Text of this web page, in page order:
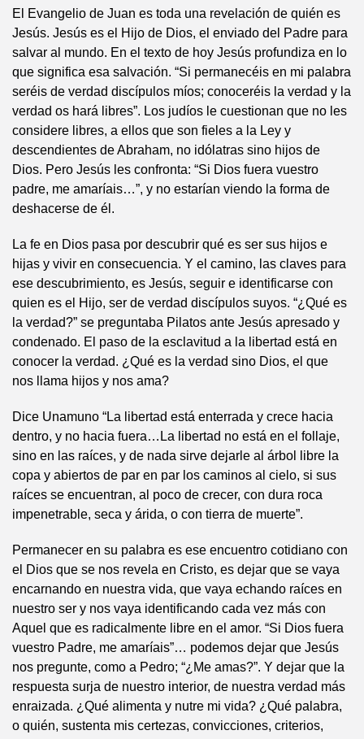
El Evangelio de Juan es toda una revelación de quién es
Jesús. Jesús es el Hijo de Dios, el enviado del Padre para
salvar al mundo. En el texto de hoy Jesús profundiza en lo
que significa esa salvación. “Si permanecéis en mi palabra
seréis de verdad discípulos míos; conoceréis la verdad y la
verdad os hará libres”. Los judíos le cuestionan que no les
considere libres, a ellos que son fieles a la Ley y
descendientes de Abraham, no idólatras sino hijos de
Dios. Pero Jesús les confronta: “Si Dios fuera vuestro
padre, me amaríais…”, y no estarían viendo la forma de
deshacerse de él.
La fe en Dios pasa por descubrir qué es ser sus hijos e
hijas y vivir en consecuencia. Y el camino, las claves para
ese descubrimiento, es Jesús, seguir e identificarse con
quien es el Hijo, ser de verdad discípulos suyos. “¿Qué es
la verdad?” se preguntaba Pilatos ante Jesús apresado y
condenado. El paso de la esclavitud a la libertad está en
conocer la verdad. ¿Qué es la verdad sino Dios, el que
nos llama hijos y nos ama?
Dice Unamuno “La libertad está enterrada y crece hacia
dentro, y no hacia fuera…La libertad no está en el follaje,
sino en las raíces, y de nada sirve dejarle al árbol libre la
copa y abiertos de par en par los caminos al cielo, si sus
raíces se encuentran, al poco de crecer, con dura roca
impenetrable, seca y árida, o con tierra de muerte”.
Permanecer en su palabra es ese encuentro cotidiano con
el Dios que se nos revela en Cristo, es dejar que se vaya
encarnando en nuestra vida, que vaya echando raíces en
nuestro ser y nos vaya identificando cada vez más con
Aquel que es radicalmente libre en el amor. “Si Dios fuera
vuestro Padre, me amaríais”… podemos dejar que Jesús
nos pregunte, como a Pedro; “¿Me amas?”. Y dejar que la
respuesta surja de nuestro interior, de nuestra verdad más
enraizada. ¿Qué alimenta y nutre mi vida? ¿Qué palabra,
o quién, sustenta mis certezas, convicciones, criterios,